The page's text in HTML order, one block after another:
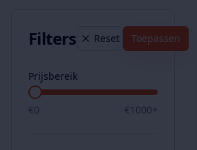
Filters Reset Toepassen
Prijsbereik
€0 €1000+